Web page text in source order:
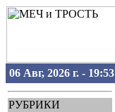
06 Авг, 2026 г. - 19:53
РУБРИКИ